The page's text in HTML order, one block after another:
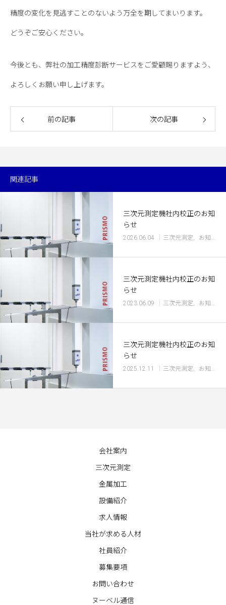
精度の変化を見逃すことのないよう万全を期してまいります。
どうぞご安心ください。
今後とも、弊社の加工精度診断サービスをご愛顧賜りますよう、
よろしくお願い申し上げます。
前の記事 次の記事
関連記事
三次元測定機社内校正のお知
らせ
2026.06.04 三次元測定 お知らせ
三次元測定機社内校正のお知
らせ
2023.06.09 三次元測定 お知らせ
三次元測定機社内校正のお知
らせ
2025.12.11 三次元測定 お知らせ
会社案内
三次元測定
金属加工
設備紹介
求人情報
当社が求める人材
社員紹介
募集要項
お問い合わせ
ヌーベル通信